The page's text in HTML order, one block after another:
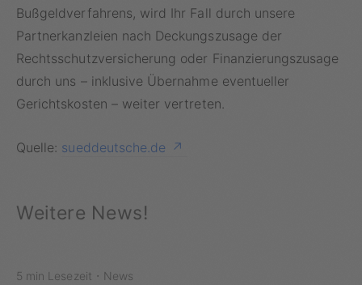
Bußgeldverfahrens, wird Ihr Fall durch unsere
Partnerkanzleien nach Deckungszusage der
Rechtsschutzversicherung oder Finanzierungszusage
durch uns – inklusive Übernahme eventueller
Gerichtskosten – weiter vertreten.
Quelle: sueddeutsche.de
Weitere News!
5 min Lesezeit · News